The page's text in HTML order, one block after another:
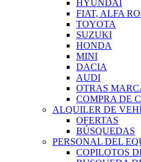
HYUNDAI
FIAT, ALFA
TOYOTA
SUZUKI
HONDA
MINI
DACIA
AUDI
OTRAS
COMPRA DE
ALQUILER DE
OFERTAS
BÚSQUEDAS
PERSONAL DEL
COPILOTOS